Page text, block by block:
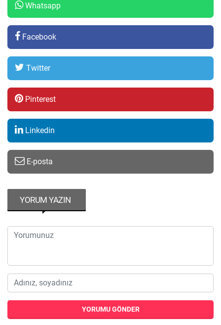
Whatsapp
Facebook
Twitter
Pinterest
Linkedin
E-posta
YORUM YAZIN
YORUMU GÖNDER